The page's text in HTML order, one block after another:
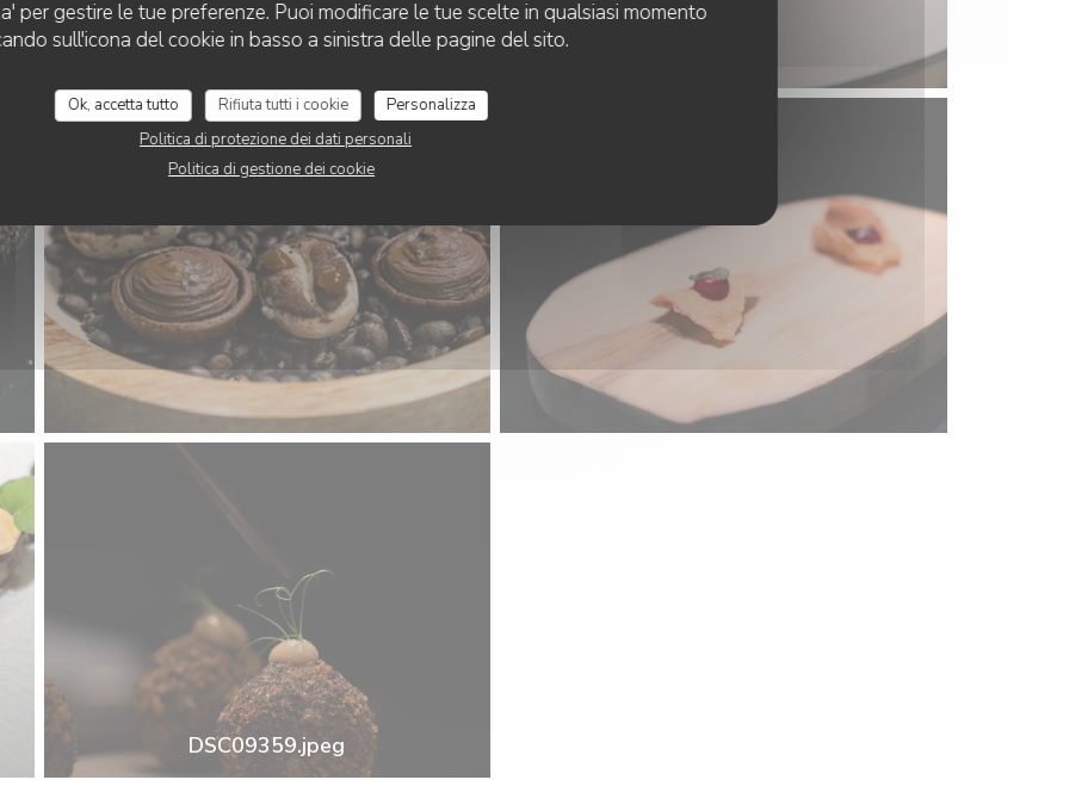
per gestire le tue preferenze. Puoi modificare le tue scelte in qualsiasi momento
sull'icona del cookie in basso a sinistra delle pagine del sito.
Ok, accetta tutto Rifiuta tutti i cookie
Personalizza
Politica di protezione dei dati personali
Politica di gestione dei cookie
DSC09359.jpeg